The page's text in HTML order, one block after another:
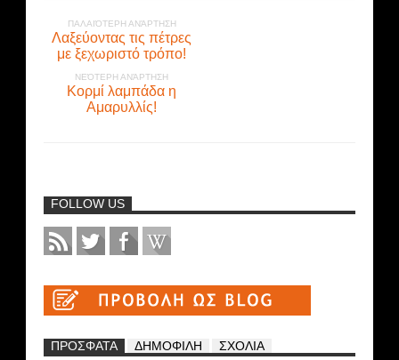
ΠΑΛΑΙΌΤΕΡΗ ΑΝΆΡΤΗΣΗ
Λαξεύοντας τις πέτρες
με ξεχωριστό τρόπο!
ΝΕΌΤΕΡΗ ΑΝΆΡΤΗΣΗ
Κορμί λαμπάδα η
Αμαρυλλίς!
FOLLOW US
ΠΡΟΣΦΑΤΑ ΔΗΜΟΦΙΛΗ
ΣΧΟΛΙΑ